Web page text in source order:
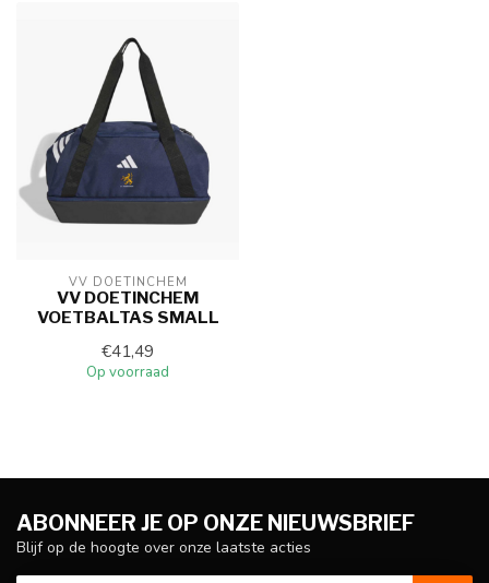
VV DOETINCHEM
VV DOETINCHEM
VOETBALTAS SMALL
€41,49
Op voorraad
ABONNEER JE OP ONZE NIEUWSBRIEF
Blijf op de hoogte over onze laatste acties